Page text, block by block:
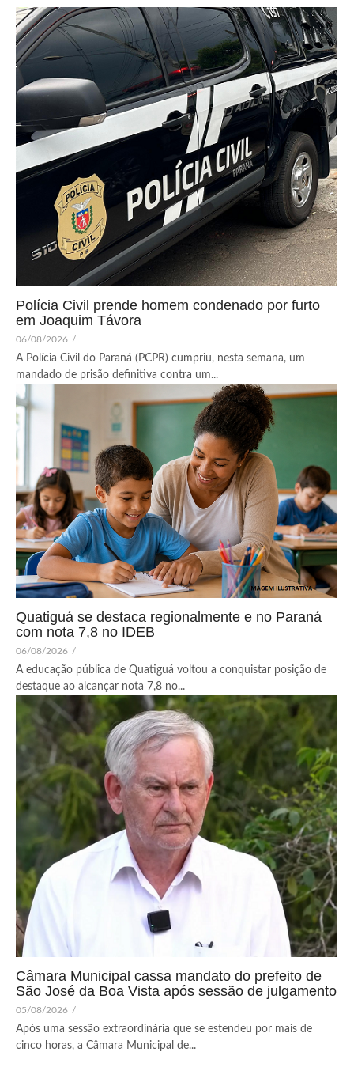
Polícia Civil prende homem condenado por furto
em Joaquim Távora
06/08/2026 /
A Polícia Civil do Paraná (PCPR) cumpriu, nesta semana, um
mandado de prisão definitiva contra um...
Quatiguá se destaca regionalmente e no Paraná
com nota 7,8 no IDEB
06/08/2026 /
A educação pública de Quatiguá voltou a conquistar posição de
destaque ao alcançar nota 7,8 no...
Câmara Municipal cassa mandato do prefeito de
São José da Boa Vista após sessão de julgamento
05/08/2026 /
Após uma sessão extraordinária que se estendeu por mais de
cinco horas, a Câmara Municipal de...